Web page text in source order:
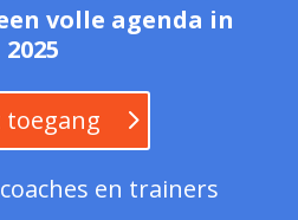
volle agenda in
2025
toegang
en trainers